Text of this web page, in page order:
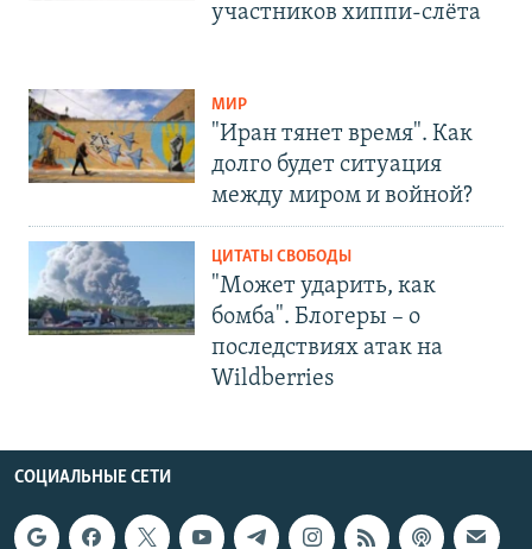
участников хиппи-слёта
МИР
"Иран тянет время". Как
долго будет ситуация
между миром и войной?
ЦИТАТЫ СВОБОДЫ
"Может ударить, как
бомба". Блогеры – о
последствиях атак на
Wildberries
СОЦИАЛЬНЫЕ СЕТИ